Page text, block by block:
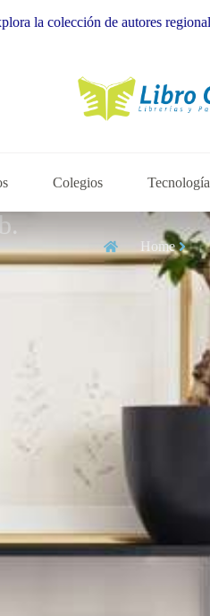
regionales en nuestra librería
Colegios Tecnología
Home